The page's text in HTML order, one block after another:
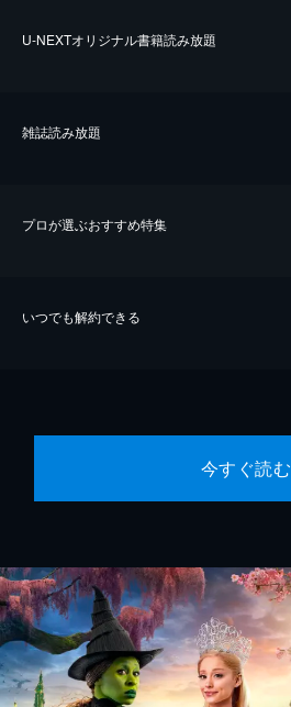
U-NEXTオリジナル書籍読み放題
雑誌読み放題
プロが選ぶおすすめ特集
いつでも解約できる
今すぐ読む